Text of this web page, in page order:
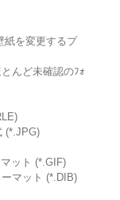
紙を変更するプ
んど未確認のﾌｫ
(*.JPG)
ット (*.GIF)
マット (*.DIB)